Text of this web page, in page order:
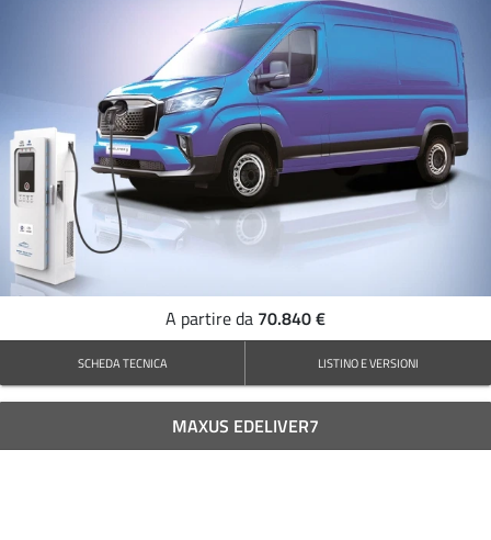
A partire da 70.840 €
SCHEDA TECNICA LISTINO E VERSIONI
MAXUS EDELIVER7